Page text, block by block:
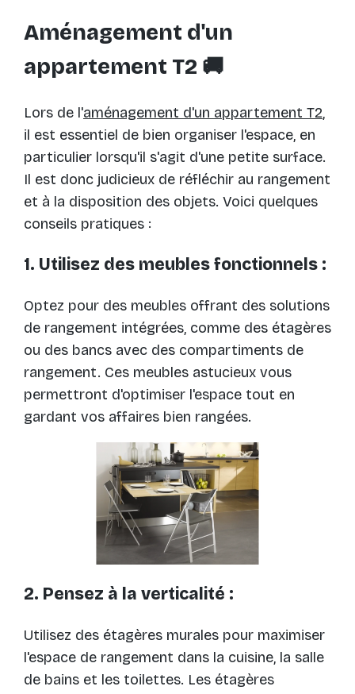
Aménagement d'un
appartement T2 🚚
Lors de l'aménagement d'un appartement T2,
il est essentiel de bien organiser l'espace, en
particulier lorsqu'il s'agit d'une petite surface.
Il est donc judicieux de réfléchir au rangement
et à la disposition des objets. Voici quelques
conseils pratiques :
1. Utilisez des meubles fonctionnels :
Optez pour des meubles offrant des solutions
de rangement intégrées, comme des étagères
ou des bancs avec des compartiments de
rangement. Ces meubles astucieux vous
permettront d'optimiser l'espace tout en
gardant vos affaires bien rangées.
2. Pensez à la verticalité :
Utilisez des étagères murales pour maximiser
l'espace de rangement dans la cuisine, la salle
de bains et les toilettes. Les étagères